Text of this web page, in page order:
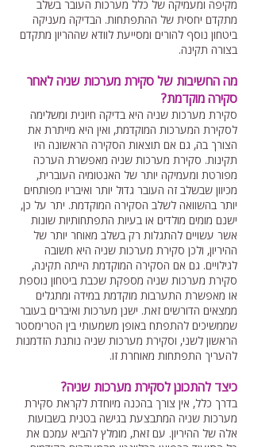
מקיפה ומעמיקה של כלל מערכות העובר בשלב
מתקדם יחסית של ההתפתחות. הבדיקה מעניקה
ביטחון נוסף להורים ומסייעת לוודא שההריון מתקדם
בצורה תקינה.
מה החשיבות של סקירת מערכות שניה לאחר
סקירה מוקדמת?
סקירת מערכות שניה היא בדיקה חיונית ומשלימה
לסקירת המערכות המוקדמת, ואין היא מייתרת את
הצורך בה, גם אם תוצאות הסקירה הראשונה היו
תקינות. סקירת מערכות שניה מאפשרת הערכה
מפורטת ומעמיקה יותר של האנטומיה העוברית,
מכיוון שבשלב זה העובר גדול יותר ואיבריו מפותחים
יותר בהשוואה לשלב הסקירה המוקדמת. יתר על כן,
ישנם מומים מולדים או בעיות התפתחותיות שונות
אשר עשויים להתגלות רק בשלב מאוחר יותר של
ההיריון, ולכן סקירת מערכות שניה היא חשובה
לגילויים. גם אם הסקירה המוקדמת הייתה תקינה,
סקירת מערכות שניה מספקת שכבת ביטחון נוספת
או מאפשרת התערבות מוקדמת במידה ומתגלים
ממצאים הדורשים זאת. ישנן מערכות ואיברים בעובר
שממשיכים להתפתח באופן משמעותי בין הטרימסטר
הראשון לשני, וסקירת מערכות שניה נותנת הזדמנות
להעריך התפתחות מאוחרת זו.
כיצד להתכונן לסקירת מערכות שניה?
בדרך כלל, אין צורך בהכנה מיוחדת לקראת סקירת
מערכות שניה המתבצעת בגישה בטנית בשבועות
אלה של ההיריון. עם זאת, מומלץ להביא עמכם את